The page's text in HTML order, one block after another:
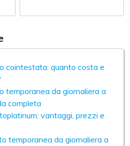
cointestata: quanto costa e
temporanea da giornaliera a
completa
vantaggi, prezzi e
temporanea da giornaliera a